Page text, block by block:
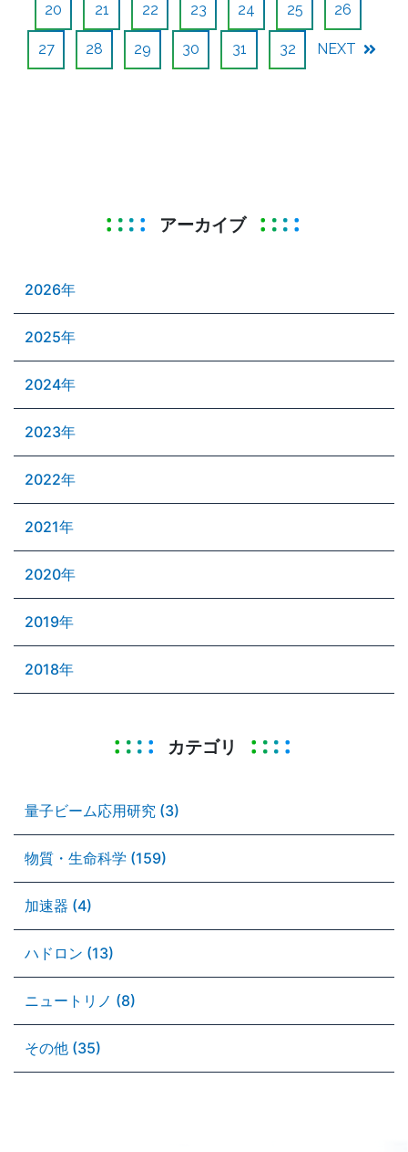
20 21 22 23 24 25 26
27 28 29 30 31 32 NEXT
アーカイブ
2026年
2025年
2024年
2023年
2022年
2021年
2020年
2019年
2018年
カテゴリ
量子ビーム応用研究 (3)
物質・生命科学 (159)
加速器 (4)
ハドロン (13)
ニュートリノ (8)
その他 (35)